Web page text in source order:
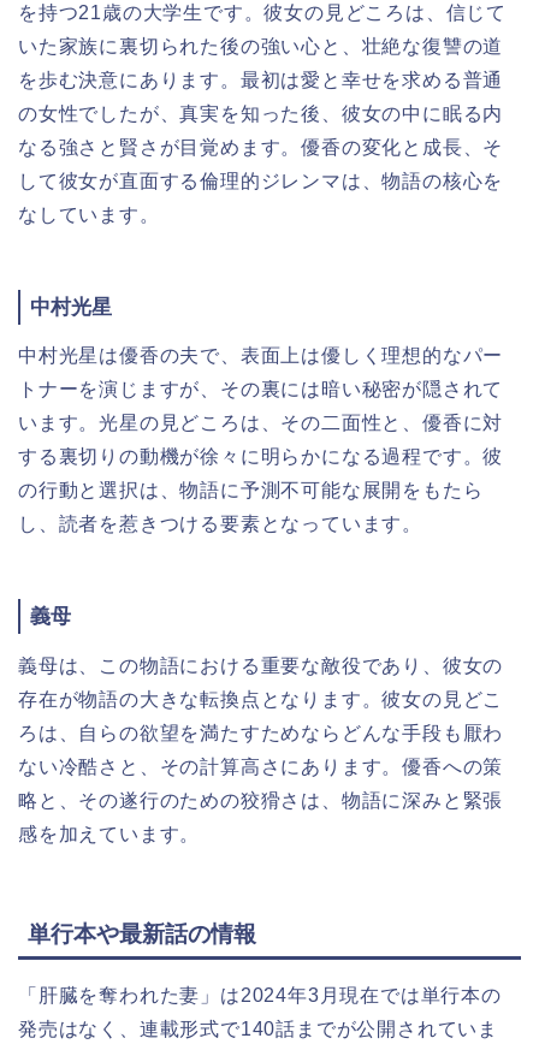
を持つ21歳の大学生です。彼女の見どころは、信じて
いた家族に裏切られた後の強い心と、壮絶な復讐の道
を歩む決意にあります。最初は愛と幸せを求める普通
の女性でしたが、真実を知った後、彼女の中に眠る内
なる強さと賢さが目覚めます。優香の変化と成長、そ
して彼女が直面する倫理的ジレンマは、物語の核心を
なしています。
中村光星
中村光星は優香の夫で、表面上は優しく理想的なパー
トナーを演じますが、その裏には暗い秘密が隠されて
います。光星の見どころは、その二面性と、優香に対
する裏切りの動機が徐々に明らかになる過程です。彼
の行動と選択は、物語に予測不可能な展開をもたら
し、読者を惹きつける要素となっています。
義母
義母は、この物語における重要な敵役であり、彼女の
存在が物語の大きな転換点となります。彼女の見どこ
ろは、自らの欲望を満たすためならどんな手段も厭わ
ない冷酷さと、その計算高さにあります。優香への策
略と、その遂行のための狡猾さは、物語に深みと緊張
感を加えています。
単行本や最新話の情報
「肝臓を奪われた妻」は2024年3月現在では単行本の
発売はなく、連載形式で140話までが公開されていま